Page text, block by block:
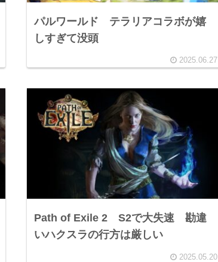
パルワールド テラリアコラボが嬉
しすぎて没頭
2025.06.27
Path of Exile 2 S2で大失速 勘違
いハクスラの行方は厳しい
2025.05.20